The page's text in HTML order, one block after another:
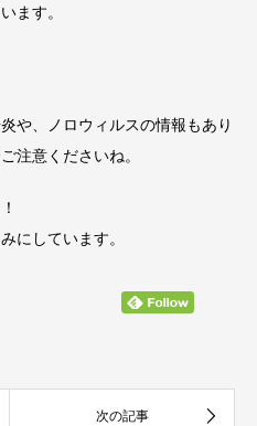
ます。
や、ノロウィルスの情報もあり
注意くださいね。
にしています。